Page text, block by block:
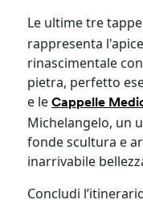
Le ultime tre
rappresenta
rinascimentale
pietra, perfetto
e leCappelle
Michelangelo, un
fonde scultura e
inarrivabile
Concludi